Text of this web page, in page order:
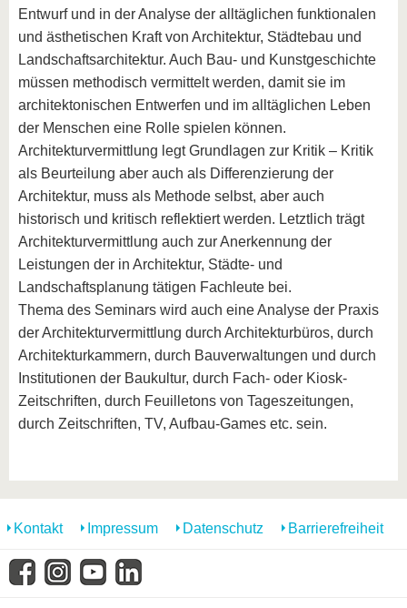
Entwurf und in der Analyse der alltäglichen funktionalen
und ästhetischen Kraft von Architektur, Städtebau und
Landschaftsarchitektur. Auch Bau- und Kunstgeschichte
müssen methodisch vermittelt werden, damit sie im
architektonischen Entwerfen und im alltäglichen Leben
der Menschen eine Rolle spielen können.
Architekturvermittlung legt Grundlagen zur Kritik – Kritik
als Beurteilung aber auch als Differenzierung der
Architektur, muss als Methode selbst, aber auch
historisch und kritisch reflektiert werden. Letztlich trägt
Architekturvermittlung auch zur Anerkennung der
Leistungen der in Architektur, Städte- und
Landschaftsplanung tätigen Fachleute bei.
Thema des Seminars wird auch eine Analyse der Praxis
der Architekturvermittlung durch Architekturbüros, durch
Architekturkammern, durch Bauverwaltungen und durch
Institutionen der Baukultur, durch Fach- oder Kiosk-
Zeitschriften, durch Feuilletons von Tageszeitungen,
durch Zeitschriften, TV, Aufbau-Games etc. sein.
Kontakt Impressum Datenschutz Barrierefreiheit